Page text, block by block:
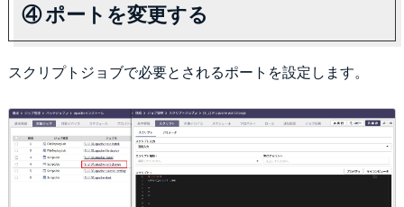
④ ポートを変更する
スクリプトジョブで必要とされるポートを設定します。